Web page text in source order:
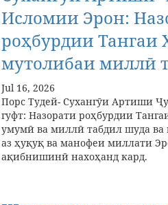
Исломии Эрон:
роҳбурдии Тангаи
мутолибаи миллӣ
Jul 16, 2026
Порс Тудей- Сухангӯи Артиши
гуфт: Назорати роҳбурдии
умумӣ ва миллӣ табдил шуда ва
аз ҳуқуқ ва манофеи миллати
ақибнишинӣ нахоҳанд кард.